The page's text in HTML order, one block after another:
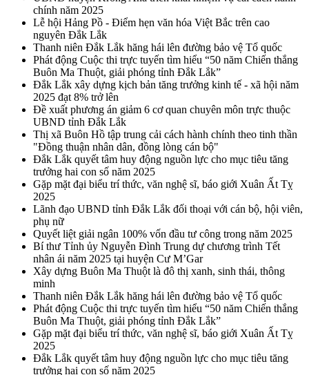
chính năm 2025
Lễ hội Hảng Pồ - Điểm hẹn văn hóa Việt Bắc trên cao
nguyên Đắk Lắk
Thanh niên Đắk Lắk hăng hái lên đường bảo vệ Tổ quốc
Phát động Cuộc thi trực tuyến tìm hiểu “50 năm Chiến thắng
Buôn Ma Thuột, giải phóng tỉnh Đắk Lắk”
Đắk Lắk xây dựng kịch bản tăng trưởng kinh tế - xã hội năm
2025 đạt 8% trở lên
Đề xuất phương án giảm 6 cơ quan chuyên môn trực thuộc
UBND tỉnh Đắk Lắk
Thị xã Buôn Hồ tập trung cải cách hành chính theo tinh thần
"Đồng thuận nhân dân, đồng lòng cán bộ"
Đắk Lắk quyết tâm huy động nguồn lực cho mục tiêu tăng
trưởng hai con số năm 2025
Gặp mặt đại biểu trí thức, văn nghệ sĩ, báo giới Xuân Ất Tỵ
2025
Lãnh đạo UBND tỉnh Đắk Lắk đối thoại với cán bộ, hội viên,
phụ nữ
Quyết liệt giải ngân 100% vốn đầu tư công trong năm 2025
Bí thư Tỉnh ủy Nguyễn Đình Trung dự chương trình Tết
nhân ái năm 2025 tại huyện Cư M’Gar
Xây dựng Buôn Ma Thuột là đô thị xanh, sinh thái, thông
minh
Thanh niên Đắk Lắk hăng hái lên đường bảo vệ Tổ quốc
Phát động Cuộc thi trực tuyến tìm hiểu “50 năm Chiến thắng
Buôn Ma Thuột, giải phóng tỉnh Đắk Lắk”
Gặp mặt đại biểu trí thức, văn nghệ sĩ, báo giới Xuân Ất Tỵ
2025
Đắk Lắk quyết tâm huy động nguồn lực cho mục tiêu tăng
trưởng hai con số năm 2025